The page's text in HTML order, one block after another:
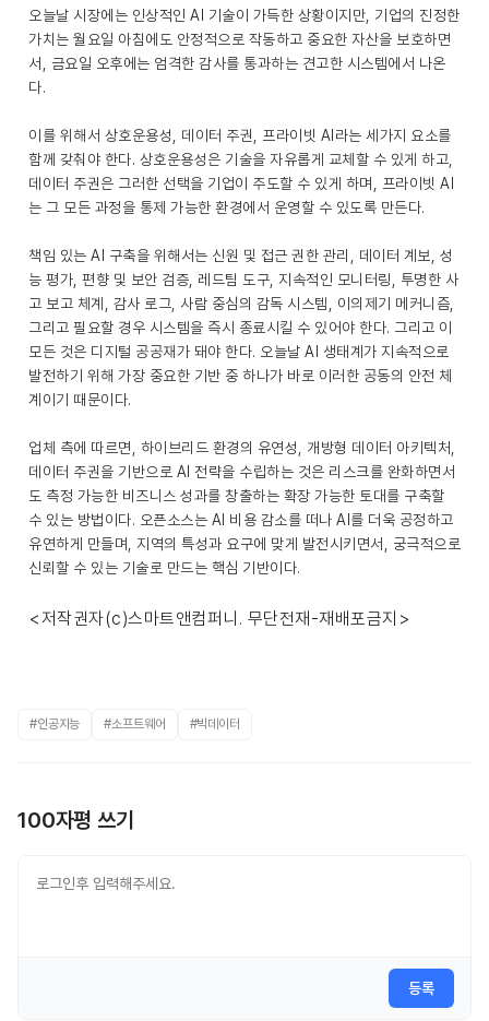
오늘날 시장에는 인상적인 AI 기술이 가득한 상황이지만, 기업의 진정한
가치는 월요일 아침에도 안정적으로 작동하고 중요한 자산을 보호하면
서, 금요일 오후에는 엄격한 감사를 통과하는 견고한 시스템에서 나온
다.
이를 위해서 상호운용성, 데이터 주권, 프라이빗 AI라는 세가지 요소를
함께 갖춰야 한다. 상호운용성은 기술을 자유롭게 교체할 수 있게 하고,
데이터 주권은 그러한 선택을 기업이 주도할 수 있게 하며, 프라이빗 AI
는 그 모든 과정을 통제 가능한 환경에서 운영할 수 있도록 만든다.
책임 있는 AI 구축을 위해서는 신원 및 접근 권한 관리, 데이터 계보, 성
능 평가, 편향 및 보안 검증, 레드팀 도구, 지속적인 모니터링, 투명한 사
고 보고 체계, 감사 로그, 사람 중심의 감독 시스템, 이의제기 메커니즘,
그리고 필요할 경우 시스템을 즉시 종료시킬 수 있어야 한다. 그리고 이
모든 것은 디지털 공공재가 돼야 한다. 오늘날 AI 생태계가 지속적으로
발전하기 위해 가장 중요한 기반 중 하나가 바로 이러한 공동의 안전 체
계이기 때문이다.
업체 측에 따르면, 하이브리드 환경의 유연성, 개방형 데이터 아키텍처,
데이터 주권을 기반으로 AI 전략을 수립하는 것은 리스크를 완화하면서
도 측정 가능한 비즈니스 성과를 창출하는 확장 가능한 토대를 구축할
수 있는 방법이다. 오픈소스는 AI 비용 감소를 떠나 AI를 더욱 공정하고
유연하게 만들며, 지역의 특성과 요구에 맞게 발전시키면서, 궁극적으로
신뢰할 수 있는 기술로 만드는 핵심 기반이다.
<저작권자(c)스마트앤컴퍼니. 무단전재-재배포금지>
#인공지능 #소프트웨어 #빅데이터
100자평 쓰기
등록